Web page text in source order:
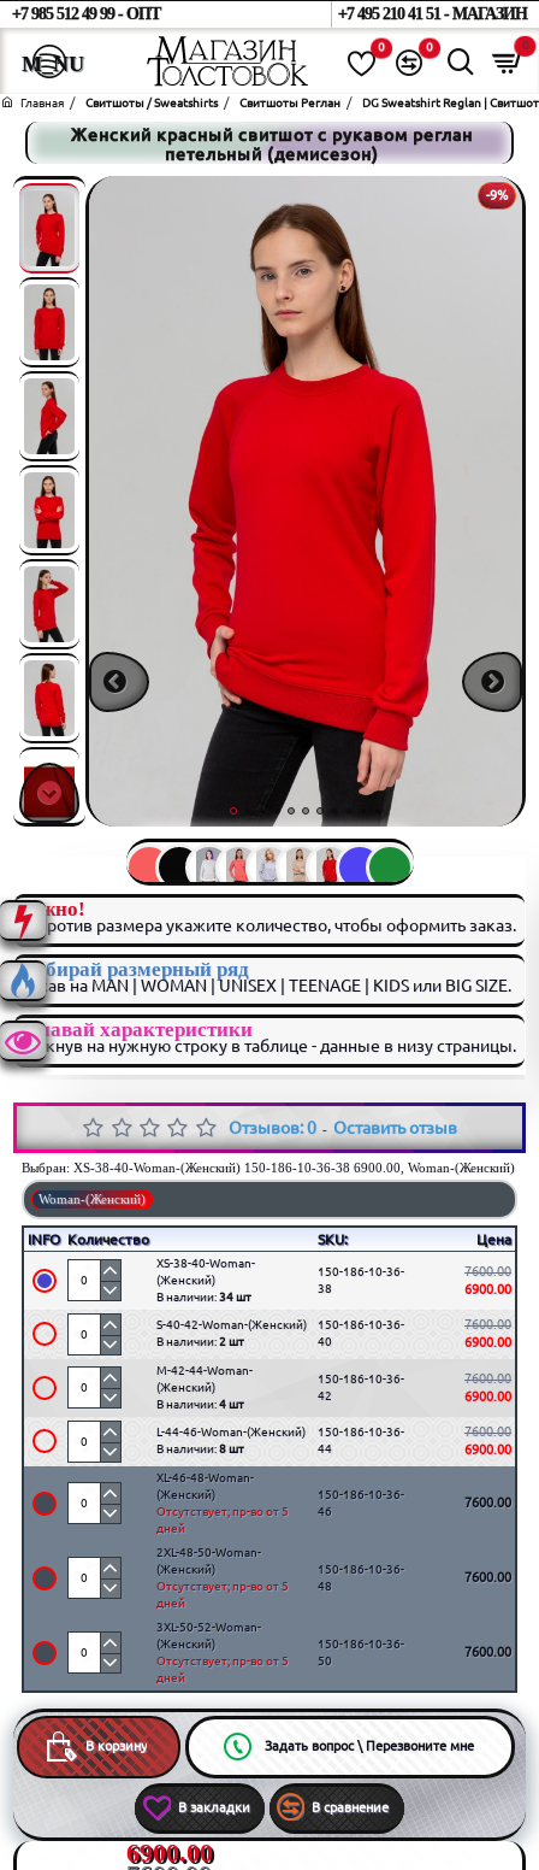
+7 985 512 49 99 - ОПТ +7 495 210 41 51 - МАГАЗИН
0 0 0
homeСвитшоты / Sweatshirts Свитшоты Реглан DG Sweatshirt Reglan |
Женский красный свитшот с рукавом реглан
петельный (демисезон)
-9%
Важно!
Напротив размера укажите количество, чтобы оформить заказ.
Выбирай размерный ряд
нажав на MAN | WOMAN | UNISEX | TEENAGE | KIDS или BIG SIZE.
Узнавай характеристики
кликнув на нужную строку в таблице - данные в низу страницы.
Отзывов: 0 - Оставить отзыв
6900.00
Выбран: XS-38-40-Woman-(Женский) 150-186-10-36-38 6900.00, Woman-(Женский)
Woman-(Женский)
INFO Количество SKU: Цена
XS-38-40-Woman-
(Женский)
В наличии:34 шт
150-186-10-36-
38
7600.00
6900.00
S-40-42-Woman-(Женский)
В наличии:2 шт
150-186-10-36-
40
7600.00
6900.00
M-42-44-Woman-
(Женский)
В наличии:4 шт
150-186-10-36-
42
7600.00
6900.00
L-44-46-Woman-(Женский)
В наличии:8 шт
150-186-10-36-
44
7600.00
6900.00
XL-46-48-Woman-
(Женский)
Отсутствует; пр-во от 5
дней
150-186-10-36-
46
7600.00
2XL-48-50-Woman-
(Женский)
Отсутствует; пр-во от 5
дней
150-186-10-36-
48
7600.00
3XL-50-52-Woman-
(Женский)
Отсутствует; пр-во от 5
дней
150-186-10-36-
50
7600.00
В корзину Задать вопрос \ Перезвоните мне
В закладки В сравнение